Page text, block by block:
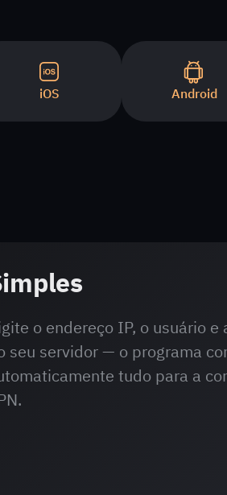
iOS Android
o endereço IP, o usuário e
seu servidor — o programa
tudo para a